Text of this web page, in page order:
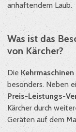
anhaftendem Laub.
Was ist das
von Kärcher?
Die
besonders. Neben
Preis-Leistungs-
Kärcher durch
Geräten auf dem